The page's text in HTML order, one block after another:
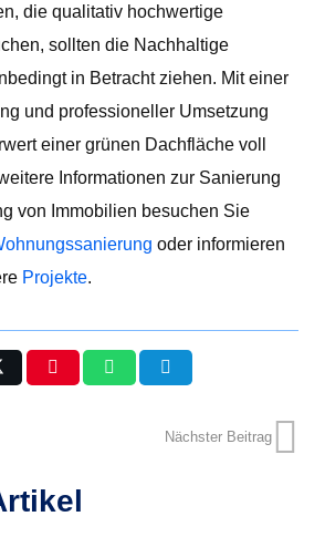
die qualitativ hochwertige
sollten die Nachhaltige
in Betracht ziehen. Mit einer
und professioneller Umsetzung
einer grünen Dachfläche voll
Informationen zur Sanierung
von Immobilien besuchen Sie
oder informieren
Projekte.
Nächster Beitrag